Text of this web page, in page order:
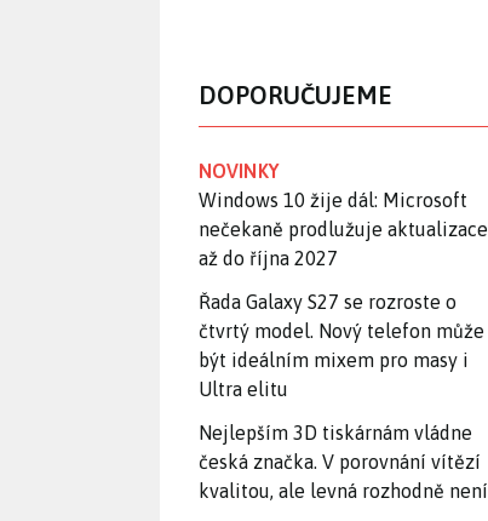
DOPORUČUJEME
NOVINKY
Windows 10 žije dál: Microsoft
nečekaně prodlužuje aktualizace
až do října 2027
Řada Galaxy S27 se rozroste o
čtvrtý model. Nový telefon může
být ideálním mixem pro masy i
Ultra elitu
Nejlepším 3D tiskárnám vládne
česká značka. V porovnání vítězí
kvalitou, ale levná rozhodně není